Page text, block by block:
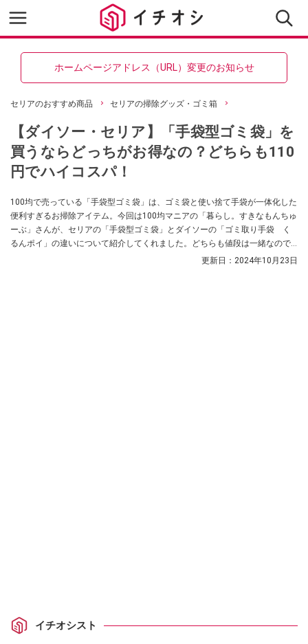
ホームページアドレス（URL）変更のお知らせ
セリアのおすすめ商品 セリアの掃除グッズ・ゴミ箱
【ダイソー・セリア】「手袋型ゴミ袋」を
買うならどっちがお得なの？どちらも110
円でハイコスパ！
100均で売っている「手袋型ゴミ袋」は、ゴミ袋と使い捨て手袋が一体化した
便利すぎるお掃除アイテム。今回は100均マニアの「暮らし。すきなもんちゅ
ーぶ」さんが、セリアの「手袋型ゴミ袋」とダイソーの「ゴミ取り手袋 く
るんポイ」の違いについて紹介してくれました。どちらも値段は一緒なので
すが、セリアは50枚入り、ダイソーは18枚入りと内容量にも差があるようで
更新日： 2024年10月23日
イチオシスト